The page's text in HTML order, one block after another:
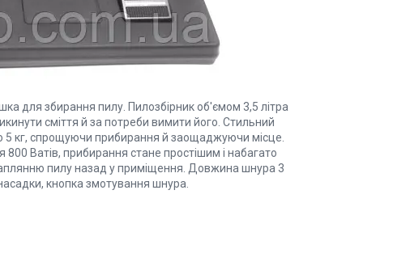
для збирання пилу. Пилозбірник об'ємом 3,5 літра
сміття й за потреби вимити його. Стильний
5 кг, спрощуючи прибирання й заощаджуючи місце.
Ватів, прибирання стане простішим і набагато
пилу назад у приміщення. Довжина шнура 3
кнопка змотування шнура.